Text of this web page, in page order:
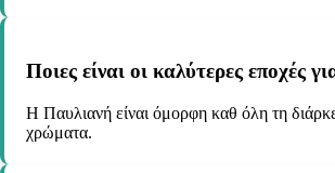
Ποιες είναι οι καλύτερες εποχές
Η Παυλιανή είναι όμορφη καθ όλη τη
χρώματα.